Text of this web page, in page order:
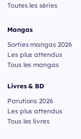
Toutes les séries
Mangas
Sorties mangas 2026
Les plus attendus
Tous les mangas
Livres & BD
Parutions 2026
Les plus attendus
Tous les livres